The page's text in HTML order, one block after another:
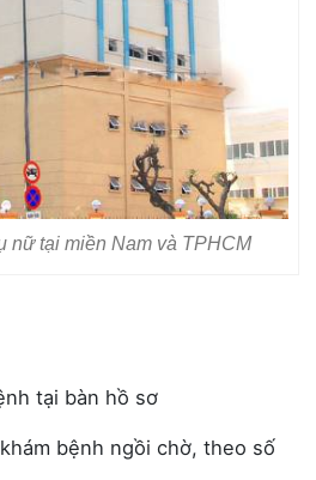
nữ tại miền Nam và TPHCM
tại bàn hồ sơ
bệnh ngồi chờ, theo số